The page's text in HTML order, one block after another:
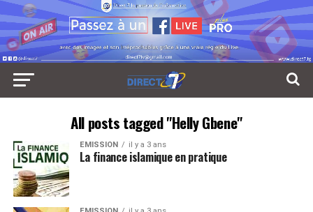
All posts tagged "Helly Gbene"
EMISSION il y a 3 ans
La finance islamique en pratique